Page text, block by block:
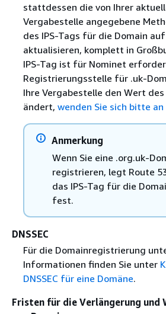
stattdessen die von Ihrer
Vergabestelle angegebene
des IPS-Tags für die Domain auf
aktualisieren, komplett in
IPS-Tag ist für Nominet
Registrierungsstelle für .uk-
Ihre Vergabestelle den Wert
ändert, wenden Sie sich bitte
Anmerkung
Wenn Sie eine .org.uk-
registrieren, legt Route
das IPS-Tag für die
fest.
DNSSEC
Für die Domainregistrierung
Informationen finden Sie unter
DNSSEC für eine Domäne.
Fristen für die Verlängerung und